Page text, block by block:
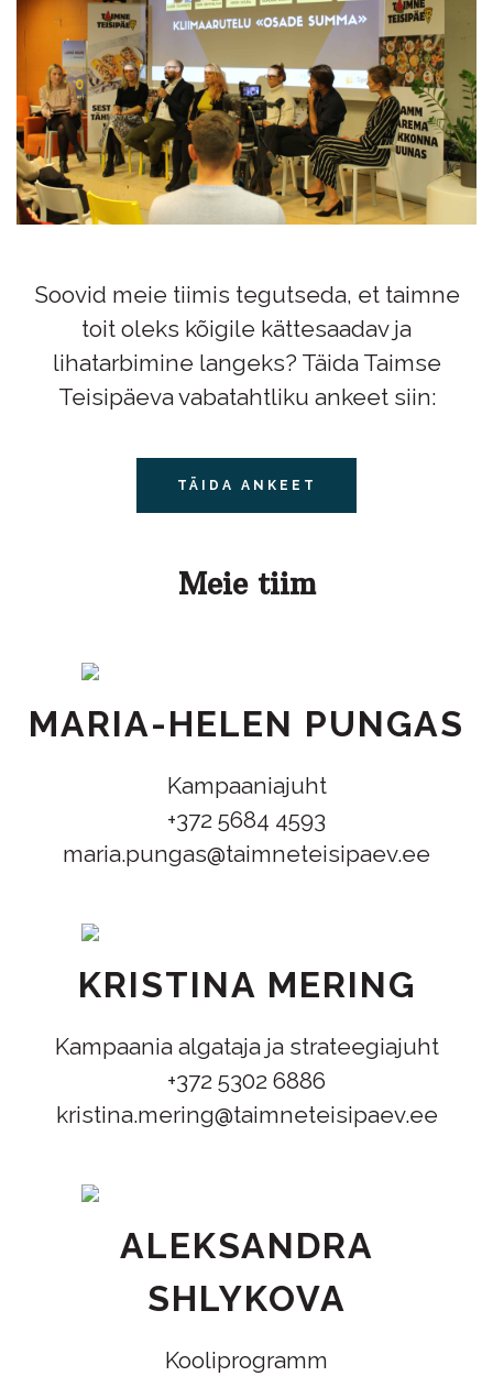
Soovid meie tiimis tegutseda, et taimne
toit oleks kõigile kättesaadav ja
lihatarbimine langeks? Täida Taimse
Teisipäeva vabatahtliku ankeet siin:
TÄIDA ANKEET
Meie tiim
MARIA-HELEN PUNGAS
Kampaaniajuht
+372 5684 4593
maria.pungas@taimneteisipaev.ee
KRISTINA MERING
Kampaania algataja ja strateegiajuht
+372 5302 6886
kristina.mering@taimneteisipaev.ee
ALEKSANDRA
SHLYKOVA
Kooliprogramm